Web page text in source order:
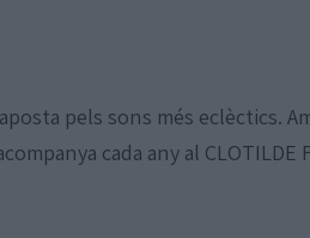
pels sons més eclèctics.
cada any al CLOTILDE